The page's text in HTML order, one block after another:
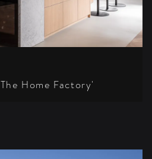
Home Factory'